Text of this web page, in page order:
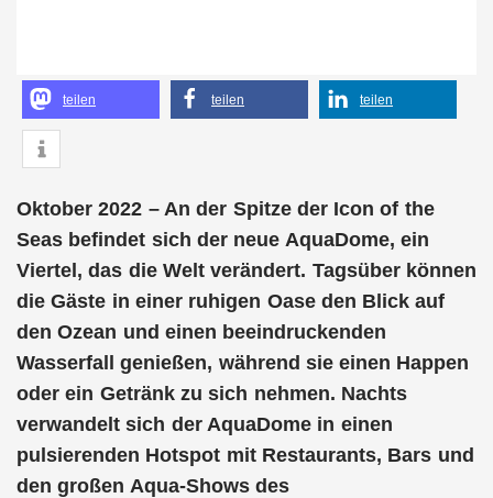
teilen teilen teilen
Oktober 2022 – An der Spitze der Icon of the
Seas befindet sich der neue AquaDome, ein
Viertel, das die Welt verändert. Tagsüber können
die Gäste in einer ruhigen Oase den Blick auf
den Ozean und einen beeindruckenden
Wasserfall genießen, während sie einen Happen
oder ein Getränk zu sich nehmen. Nachts
verwandelt sich der AquaDome in einen
pulsierenden Hotspot mit Restaurants, Bars und
den großen Aqua-Shows des